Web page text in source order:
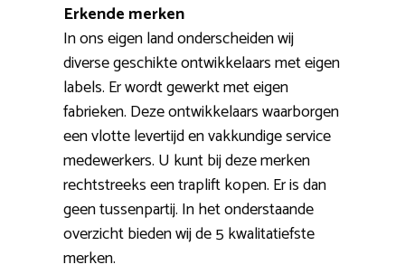
Erkende merken
In ons eigen land onderscheiden wij
diverse geschikte ontwikkelaars met eigen
labels. Er wordt gewerkt met eigen
fabrieken. Deze ontwikkelaars waarborgen
een vlotte levertijd en vakkundige service
medewerkers. U kunt bij deze merken
rechtstreeks een traplift kopen. Er is dan
geen tussenpartij. In het onderstaande
overzicht bieden wij de 5 kwalitatiefste
merken.